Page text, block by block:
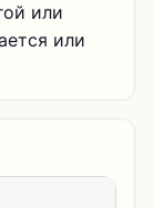
или
или